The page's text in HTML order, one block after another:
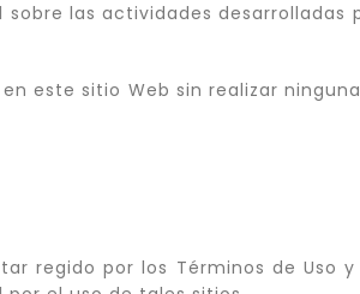
las actividades desarrolladas
este sitio Web sin realizar
regido por los Términos de Uso